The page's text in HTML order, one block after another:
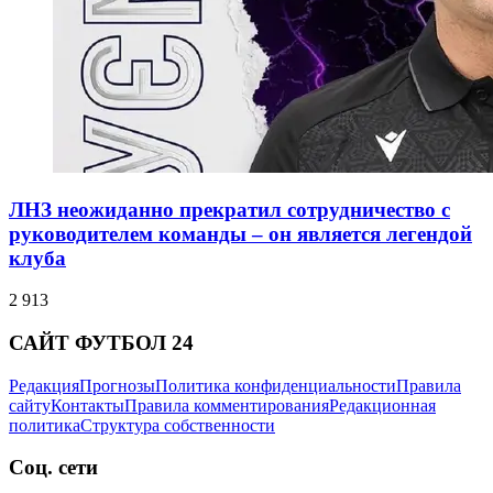
ЛНЗ неожиданно прекратил сотрудничество с
руководителем команды – он является легендой
клуба
2 913
САЙТ ФУТБОЛ 24
РедакцияПрогнозыПолитика конфиденциальностиПравила
сайтуКонтактыПравила комментированияРедакционная
политикаСтруктура собственности
Соц. сети